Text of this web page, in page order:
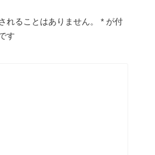
れることはありません。 * が付
す